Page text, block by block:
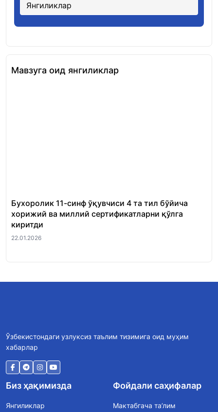
Янгиликлар
Мавзуга оид янгиликлар
Бухоролик 11-синф ўқувчиси 4 та тил бўйича
хорижий ва миллий сертификатларни қўлга
киритди
22.01.2026
Ўзбекистондаги узлуксиз таълим тизимига оид муҳим
хабарлар
Биз ҳақимизда
Янгиликлар
Фойдали саҳифалар
Мактабгача та’лим